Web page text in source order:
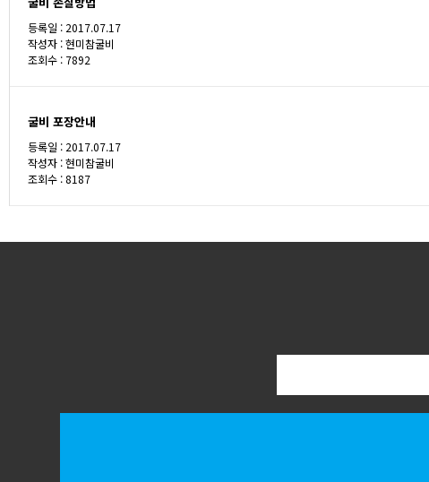
등록일 : 2017.07.17
작성자 :현미참굴비
조회수 : 7892
굴비 포장안내
등록일 : 2017.07.17
작성자 :현미참굴비
조회수 : 8187